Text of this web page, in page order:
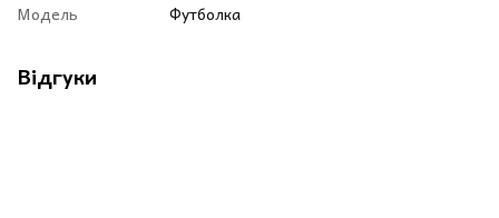
Модель
Футболка
Відгуки